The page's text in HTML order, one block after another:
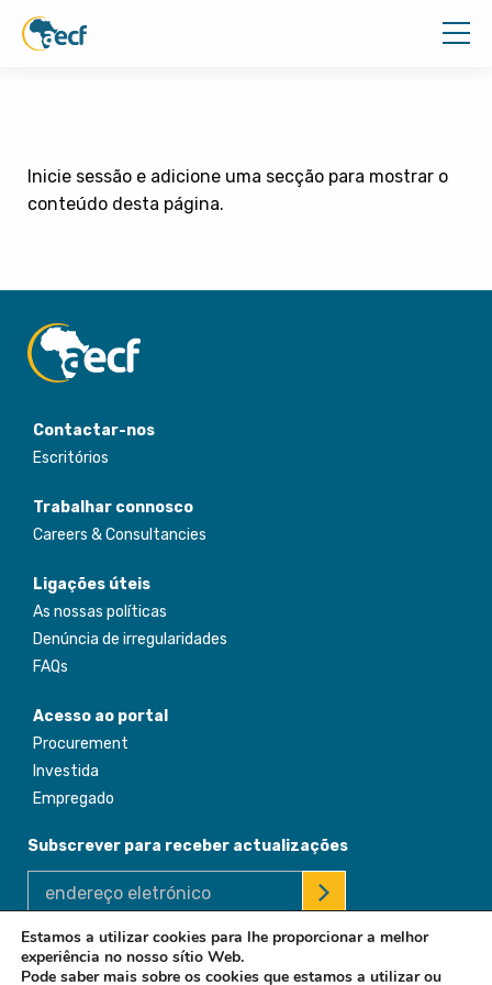
Inicie sessão e adicione uma secção para mostrar o
conteúdo desta página.
Contactar-nos
Escritórios
Trabalhar connosco
Careers & Consultancies
Ligações úteis
As nossas políticas
Denúncia de irregularidades
FAQs
Acesso ao portal
Procurement
Investida
Empregado
Subscrever para receber actualizações
© 2026 Africa Enterprise Challenge Fund. All Rights Reserved
Estamos a utilizar cookies para lhe proporcionar a melhor
experiência no nosso sítio Web.
Pode saber mais sobre os cookies que estamos a utilizar ou